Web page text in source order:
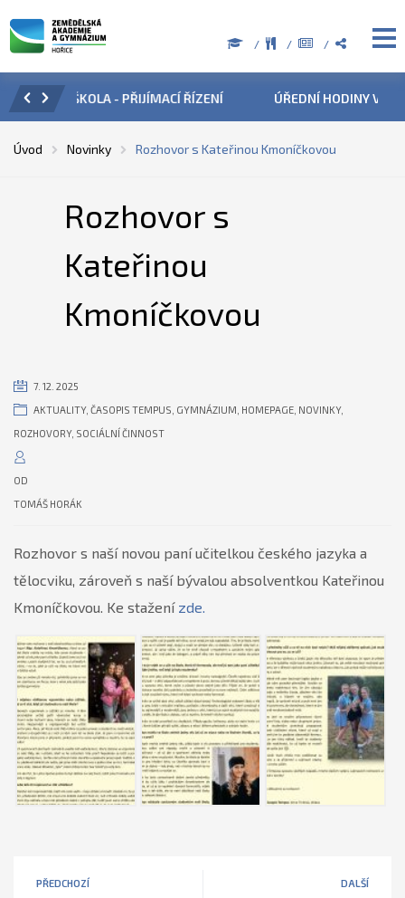
ÚŘEDNÍ HODINY V OBDOBÍ LETNÍCH PRÁZDNIN
Úvod Novinky Rozhovor s Kateřinou Kmoníčkovou
Rozhovor s
Kateřinou
Kmoníčkovou
7. 12. 2025
AKTUALITY, ČASOPIS TEMPUS GYMNÁZIUM HOMEPAGE NOVINKY,
ROZHOVORY, SOCIÁLNÍ ČINNOST
OD
TOMÁŠ HORÁK
Rozhovor s naší novou paní učitelkou českého jazyka a
tělocviku, zároveň s naší bývalou absolventkou Kateřinou
Kmoníčkovou. Ke stažení zde.
PŘEDCHOZÍ DALŠÍ